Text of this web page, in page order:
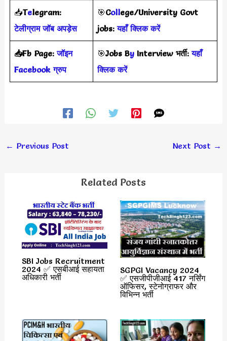
📥Telegram:
टेलीग्राम जॉब अपड़ेस
🎯College/University Govt
jobs:यहाँ क्लिक करें
📥Fb Page:जॉइन
Facebook ग्रुप
🎯Jobs ByInterview भर्ती:यहाँ
क्लिक करें
← Previous Post Next Post →
Related Posts
SBI Jobs Recruitment
2024 ✅ एसबीआई सहायता
अधिकारी भर्ती
SGPGI Vacancy 2024
✅ एसजीपीजीआई 417 नर्सिंग
ऑफिसर, स्टेनोग्राफर और
विभिन्न भर्ती